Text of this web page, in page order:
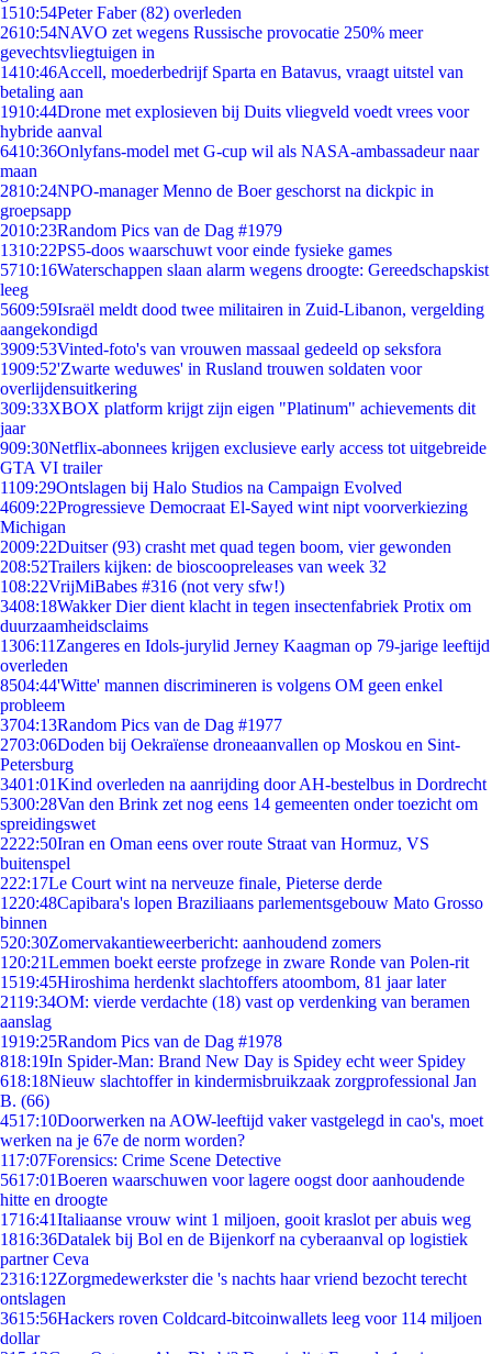
1510:54Peter Faber (82) overleden
2610:54NAVO zet wegens Russische provocatie 250% meer
gevechtsvliegtuigen in
1410:46Accell, moederbedrijf Sparta en Batavus, vraagt uitstel van
betaling aan
1910:44Drone met explosieven bij Duits vliegveld voedt vrees voor
hybride aanval
6410:36Onlyfans-model met G-cup wil als NASA-ambassadeur naar
maan
2810:24NPO-manager Menno de Boer geschorst na dickpic in
groepsapp
2010:23Random Pics van de Dag #1979
1310:22PS5-doos waarschuwt voor einde fysieke games
5710:16Waterschappen slaan alarm wegens droogte: Gereedschapskist
leeg
5609:59Israël meldt dood twee militairen in Zuid-Libanon, vergelding
aangekondigd
3909:53Vinted-foto's van vrouwen massaal gedeeld op seksfora
1909:52'Zwarte weduwes' in Rusland trouwen soldaten voor
overlijdensuitkering
309:33XBOX platform krijgt zijn eigen "Platinum" achievements dit
jaar
909:30Netflix-abonnees krijgen exclusieve early access tot uitgebreide
GTA VI trailer
1109:29Ontslagen bij Halo Studios na Campaign Evolved
4609:22Progressieve Democraat El-Sayed wint nipt voorverkiezing
Michigan
2009:22Duitser (93) crasht met quad tegen boom, vier gewonden
208:52Trailers kijken: de bioscoopreleases van week 32
108:22VrijMiBabes #316 (not very sfw!)
3408:18Wakker Dier dient klacht in tegen insectenfabriek Protix om
duurzaamheidsclaims
1306:11 Zangeres en Idols-jurylid Jerney Kaagman op 79-jarige leeftijd
overleden
8504:44'Witte' mannen discrimineren is volgens OM geen enkel
probleem
3704:13Random Pics van de Dag #1977
2703:06Doden bij Oekraïense droneaanvallen op Moskou en Sint-
Petersburg
3401:01Kind overleden na aanrijding door AH-bestelbus in Dordrecht
5300:28Van den Brink zet nog eens 14 gemeenten onder toezicht om
spreidingswet
2222:50Iran en Oman eens over route Straat van Hormuz, VS
buitenspel
222:17Le Court wint na nerveuze finale, Pieterse derde
1220:48Capibara's lopen Braziliaans parlementsgebouw Mato Grosso
binnen
520:30Zomervakantieweerbericht: aanhoudend zomers
1 20:21Lemmen boekt eerste profzege in zware Ronde van Polen-rit
1519:45Hiroshima herdenkt slachtoffers atoombom, 81 jaar later
2119:34OM: vierde verdachte (18) vast op verdenking van beramen
aanslag
1919:25Random Pics van de Dag #1978
818:19In Spider-Man: Brand New Day is Spidey echt weer Spidey
618:18Nieuw slachtoffer in kindermisbruikzaak zorgprofessional Jan
B. (66)
4517:10Doorwerken na AOW-leeftijd vaker vastgelegd in cao's, moet
werken na je 67e de norm worden?
117:07Forensics: Crime Scene Detective
5617:01Boeren waarschuwen voor lagere oogst door aanhoudende
hitte en droogte
1716:41Italiaanse vrouw wint 1 miljoen, gooit kraslot per abuis weg
1816:36Datalek bij Bol en de Bijenkorf na cyberaanval op logistiek
partner Ceva
2316:12Zorgmedewerkster die 's nachts haar vriend bezocht terecht
ontslagen
3615:56Hackers roven Coldcard-bitcoinwallets leeg voor 114 miljoen
dollar